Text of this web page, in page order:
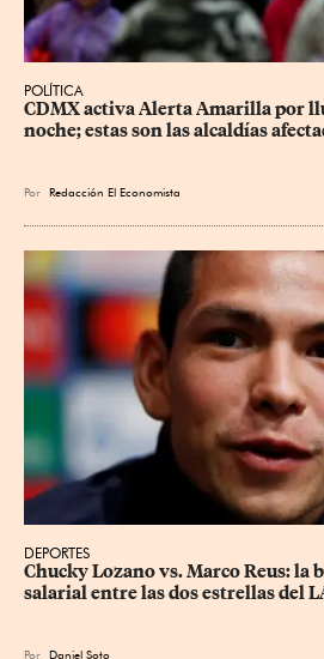
POLÍTICA
CDMX activa Alerta Amarilla por
noche; estas son las alcaldías
Por Redacción El Economista
DEPORTES
Chucky Lozano vs. Marco Reus: la
salarial entre las dos estrellas del
Por Daniel Soto